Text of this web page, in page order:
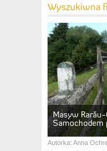
Wyszukiwna
Masyw
Samochodem
Autorka: Anna